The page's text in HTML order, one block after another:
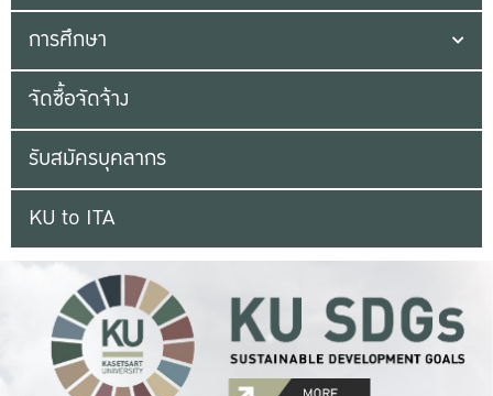
การศึกษา
จัดซื้อจัดจ้าง
รับสมัครบุคลากร
KU to ITA